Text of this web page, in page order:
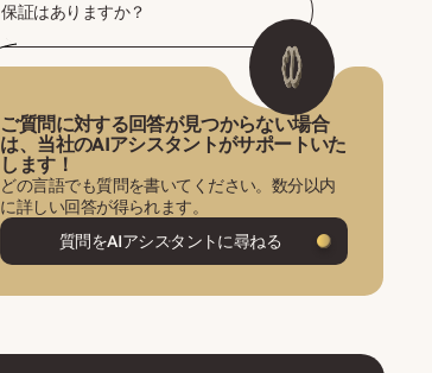
保証はありますか？
ご質問に対する回答が見つからない場合
は、当社のAIアシスタントがサポートいた
します！
どの言語でも質問を書いてください。数分以内
に詳しい回答が得られます。
質問をAIアシスタントに尋ねる